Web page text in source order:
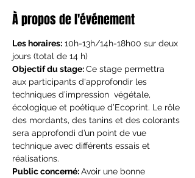
À propos de l'événement
Les horaires: 10h-13h/14h-18h00 sur deux
jours (total de 14 h)
Objectif du stage: Ce stage permettra
aux participants d'approfondir les
techniques d’impression  végétale,
écologique et poétique d’Ecoprint. Le rôle
des mordants, des tanins et des colorants
sera approfondi d’un point de vue
technique avec différents essais et
réalisations.
Public concerné: Avoir une bonne